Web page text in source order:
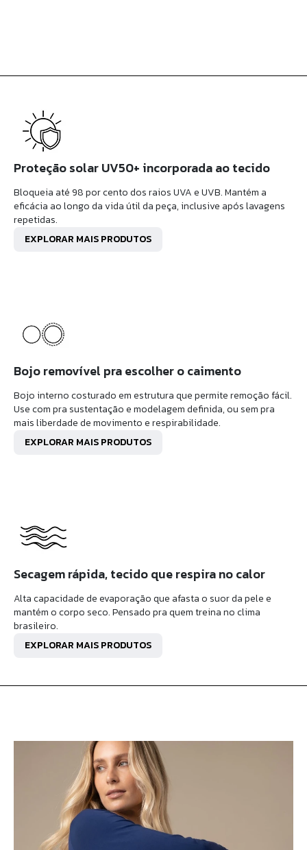
Proteção solar UV50+ incorporada ao tecido
Bloqueia até 98 por cento dos raios UVA e UVB. Mantém a
eficácia ao longo da vida útil da peça, inclusive após lavagens
repetidas.
EXPLORAR MAIS PRODUTOS
Bojo removível pra escolher o caimento
Bojo interno costurado em estrutura que permite remoção fácil.
Use com pra sustentação e modelagem definida, ou sem pra
mais liberdade de movimento e respirabilidade.
EXPLORAR MAIS PRODUTOS
Secagem rápida, tecido que respira no calor
Alta capacidade de evaporação que afasta o suor da pele e
mantém o corpo seco. Pensado pra quem treina no clima
brasileiro.
EXPLORAR MAIS PRODUTOS